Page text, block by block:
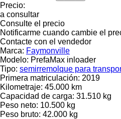
Precio:
a consultar
Consulte el precio
Notificarme cuando cambie el
Contacte con el vendedor
Marca: Faymonville
Modelo: PrefaMax inloader
Tipo: semirremolque para
Primera matriculación: 2019
Kilometraje: 45.000 km
Capacidad de carga: 31.510 kg
Peso neto: 10.500 kg
Peso bruto: 42.000 kg